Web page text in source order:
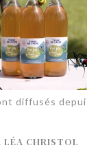
diffusés
LÉA CHRISTOL